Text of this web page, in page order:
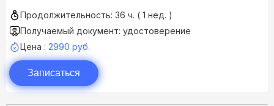
Продолжительность: 36 ч. ( 1 нед. )
Получаемый документ: удостоверение
Цена : 2990 руб.
Записаться